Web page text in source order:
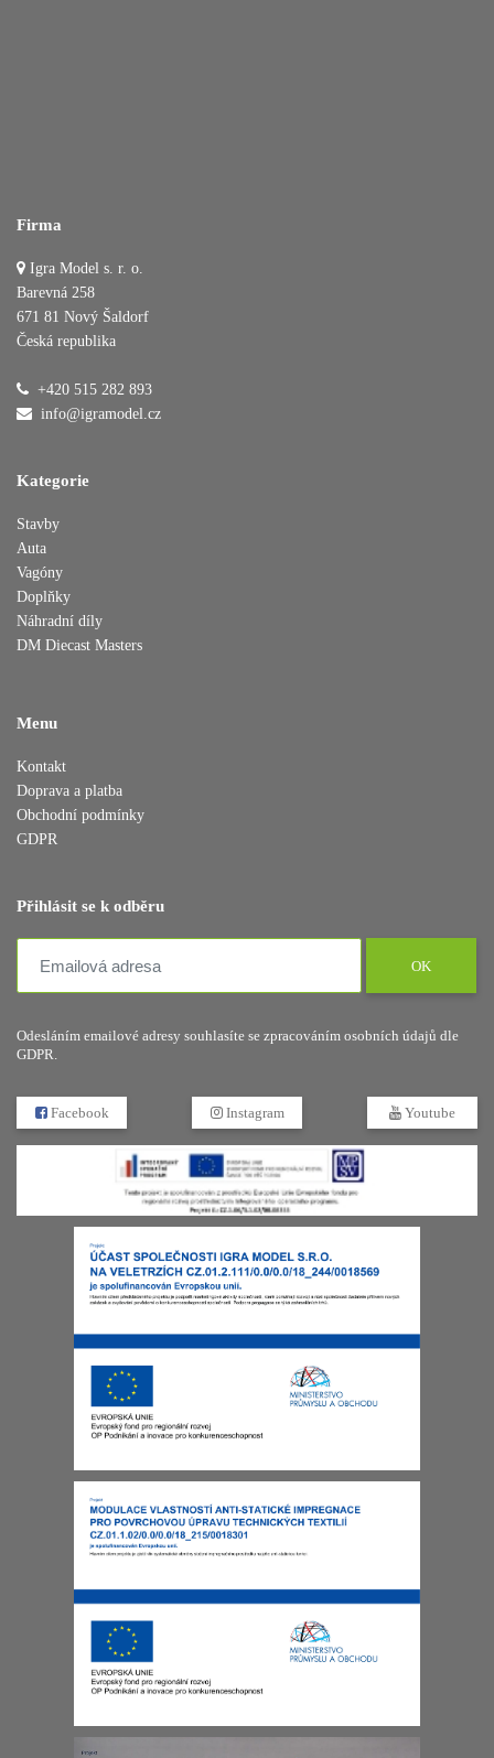
Firma
Igra Model s. r. o.
Barevná 258
671 81 Nový Šaldorf
Česká republika
+420 515 282 893
info@igramodel.cz
Kategorie
Stavby
Auta
Vagóny
Doplňky
Náhradní díly
DM Diecast Masters
Menu
Kontakt
Doprava a platba
Obchodní podmínky
GDPR
Přihlásit se k odběru
OK
Odesláním emailové adresy souhlasíte se zpracováním osobních údajů dle
GDPR.
Facebook Instagram Youtube